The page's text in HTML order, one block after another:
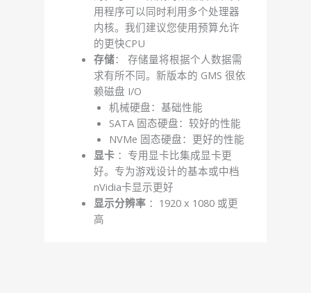
用程序可以同时利用多个处理器
内核。我们建议您使用预算允许
的更快CPU
存储： 存储量将根据个人数据需
求有所不同。新版本的 GMS 很依
赖磁盘 I/O
机械硬盘：基础性能
SATA 固态硬盘：较好的性能
NVMe 固态硬盘：更好的性能
显卡 ：专用显卡比集成显卡更
好。专为游戏设计的基本或中档
nVidia卡显示更好
显示分辨率 ：1920 x 1080 或更
高